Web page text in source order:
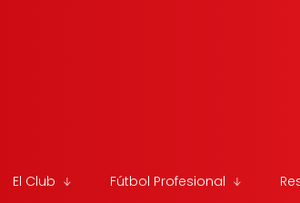
El Club Fútbol Profesional